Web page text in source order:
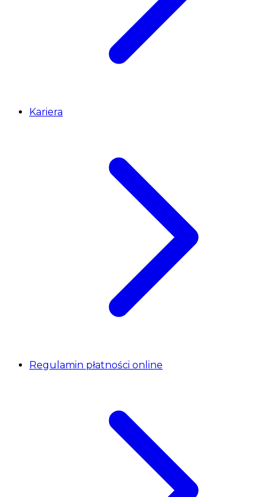
Kariera
Regulamin płatności online